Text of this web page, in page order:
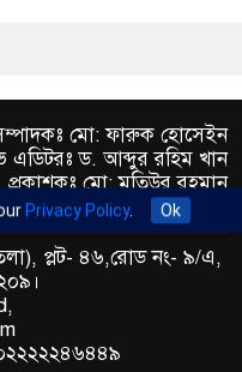
মো: ফারুক হোসেইন
এডিটরঃ ড. আব্দুর রহিম খান
প্রকাশকঃ মো: মতিউর রহমান
প্লট- ৪৬,রোড নং- ৯/এ,
Privacy Policy. Ok